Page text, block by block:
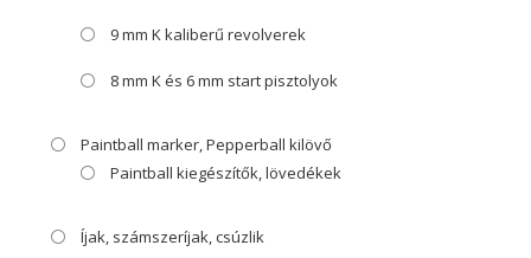
9 mm K kaliberű revolverek
8 mm K és 6 mm start pisztolyok
Paintball marker, Pepperball kilövő
Paintball kiegészítők, lövedékek
Íjak, számszeríjak, csúzlik